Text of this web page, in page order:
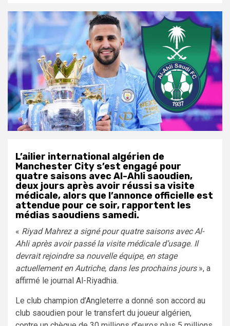
L’ailier international algérien de
Manchester City s’est engagé pour
quatre saisons avec Al-Ahli saoudien,
deux jours après avoir réussi sa visite
médicale, alors que l’annonce officielle est
attendue pour ce soir, rapportent les
médias saoudiens samedi.
« Riyad Mahrez a signé pour quatre saisons avec Al-
Ahli après avoir passé la visite médicale d’usage. Il
devrait rejoindre sa nouvelle équipe, en stage
actuellement en Autriche, dans les prochains jours», a
affirmé le journal Al-Riyadhia.
Le club champion d’Angleterre a donné son accord au
club saoudien pour le transfert du joueur algérien,